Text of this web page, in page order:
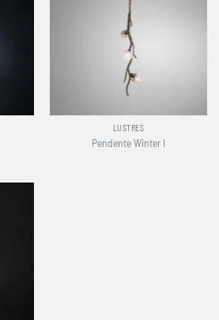
LUSTRES
Pendente Winter I